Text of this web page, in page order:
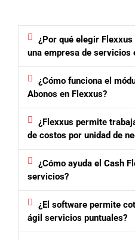
¿Por qué elegir
una empresa de servicios
¿Cómo funciona el
Abonos en Flexxus?
¿Flexxus permite
de costos por unidad de
¿Cómo ayuda el Cash
servicios?
¿El software permite
ágil servicios puntuales?